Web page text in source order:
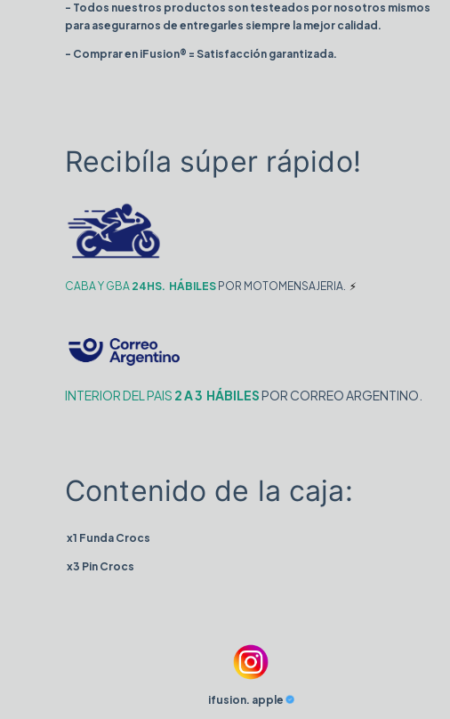
- Todos nuestros productos son testeados por nosotros mismos
para asegurarnos de entregarles siempre la mejor calidad.
- Comprar en iFusion® = Satisfacción garantizada.
Recibíla súper rápido!
CABA Y GBA 24HS. HÁBILES POR MOTOMENSAJERIA. ⚡️
INTERIOR DEL PAIS 2 A 3 HÁBILESPOR CORREO ARGENTINO.
Contenido de la caja:
x1 Funda Crocs
x3 Pin Crocs
ifusion. apple